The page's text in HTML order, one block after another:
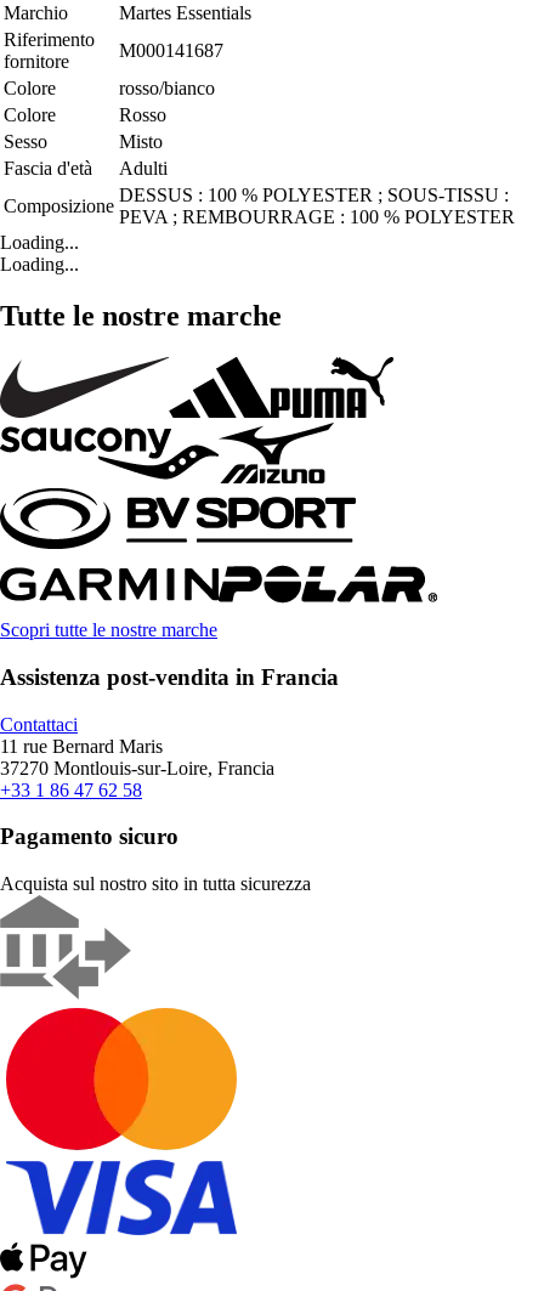
Marchio
Martes Essentials
Riferimento
fornitore
M000141687
Colore
rosso/bianco
Colore
Rosso
Sesso
Misto
Fascia d'età
Adulti
Composizione
DESSUS : 100 % POLYESTER ; SOUS-TISSU :
PEVA ; REMBOURRAGE : 100 % POLYESTER
Loading...
Loading...
Tutte le nostre marche
Scopri tutte le nostre marche
Assistenza post-vendita in Francia
Contattaci
11 rue Bernard Maris
37270 Montlouis-sur-Loire, Francia
+33 1 86 47 62 58
Pagamento sicuro
Acquista sul nostro sito in tutta sicurezza